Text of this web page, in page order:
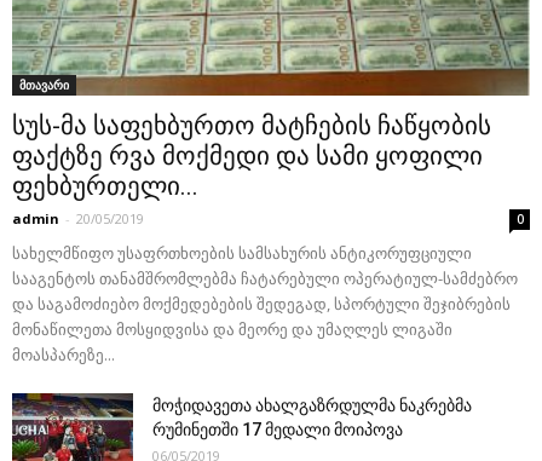
მთავარი
სუს-მა საფეხბურთო მატჩების ჩაწყობის
ფაქტზე რვა მოქმედი და სამი ყოფილი
ფეხბურთელი...
admin - 20/05/2019 0
სახელმწიფო უსაფრთხოების სამსახურის ანტიკორუფციული
სააგენტოს თანამშრომლებმა ჩატარებული ოპერატიულ-სამძებრო
და საგამოძიებო მოქმედებების შედეგად, სპორტული შეჯიბრების
მონაწილეთა მოსყიდვისა და მეორე და უმაღლეს ლიგაში
მოასპარეზე...
მოჭიდავეთა ახალგაზრდულმა ნაკრებმა
რუმინეთში 17 მედალი მოიპოვა
06/05/2019